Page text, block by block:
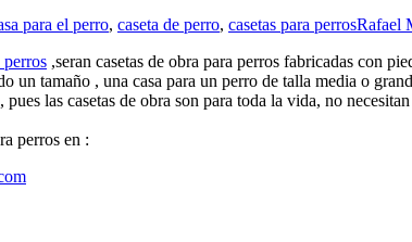
para el perro, caseta de perro, casetas para perrosRafael
perros ,seran casetas de obra para perros fabricadas con
un tamaño , una casa para un perro de talla media o
las casetas de obra son para toda la vida, no
perros en :